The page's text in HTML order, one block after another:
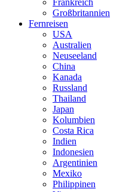
Frankreich
Großbritannien
Fernreisen
USA
Australien
Neuseeland
China
Kanada
Russland
Thailand
Japan
Kolumbien
Costa Rica
Indien
Indonesien
Argentinien
Mexiko
Philippinen